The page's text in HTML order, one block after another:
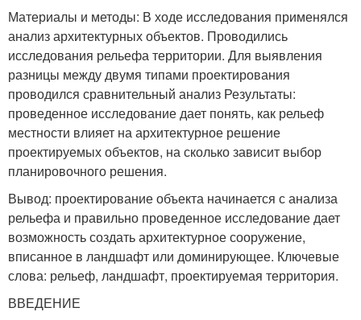
Материалы и методы: В ходе исследования применялся
анализ архитектурных объектов. Проводились
исследования рельефа территории. Для выявления
разницы между двумя типами проектирования
проводился сравнительный анализ Результаты:
проведенное исследование дает понять, как рельеф
местности влияет на архитектурное решение
проектируемых объектов, на сколько зависит выбор
планировочного решения.
Вывод: проектирование объекта начинается с анализа
рельефа и правильно проведенное исследование дает
возможность создать архитектурное сооружение,
вписанное в ландшафт или доминирующее. Ключевые
слова: рельеф, ландшафт, проектируемая территория.
ВВЕДЕНИЕ